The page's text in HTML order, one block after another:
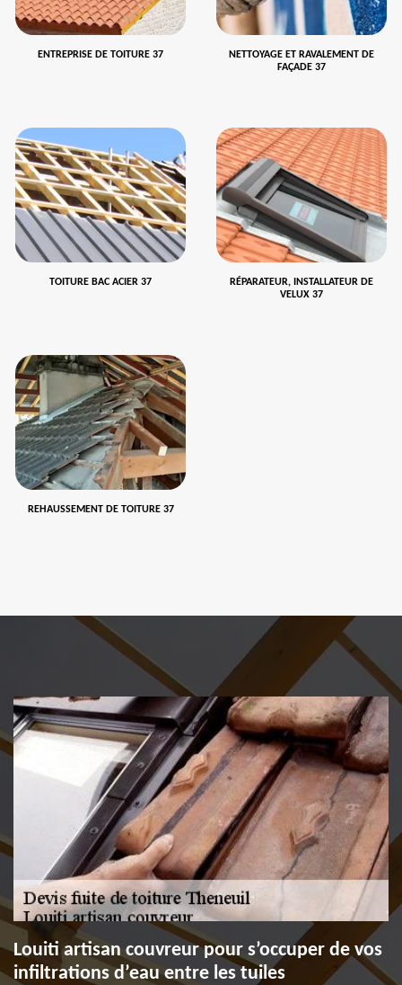
ENTREPRISE DE TOITURE 37
NETTOYAGE ET RAVALEMENT DE
FAÇADE 37
TOITURE BAC ACIER 37
RÉPARATEUR, INSTALLATEUR DE
VELUX 37
REHAUSSEMENT DE TOITURE 37
Louiti artisan couvreur pour s’occuper de vos
infiltrations d’eau entre les tuiles